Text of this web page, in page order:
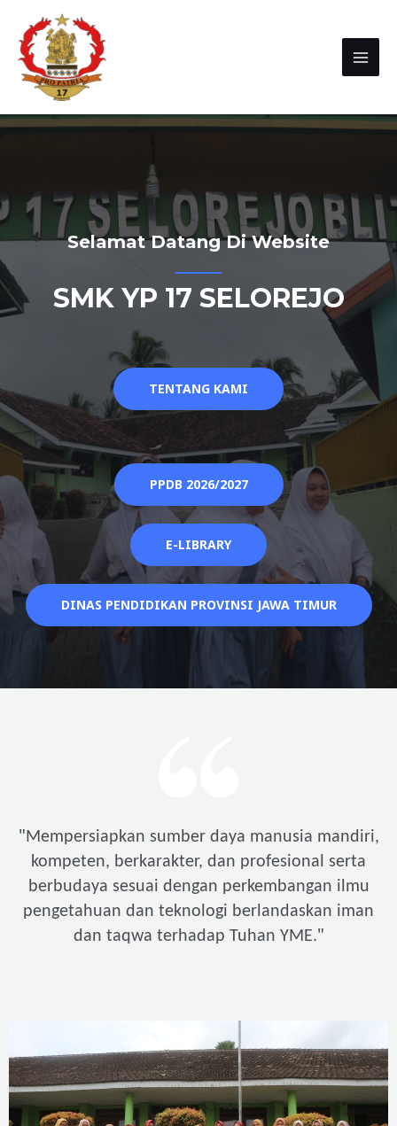
Selamat Datang Di Website
SMK YP 17 SELOREJO
TENTANG KAMI
PPDB 2026/2027
E-LIBRARY
DINAS PENDIDIKAN PROVINSI JAWA TIMUR
"Mempersiapkan sumber daya manusia mandiri,
kompeten, berkarakter, dan profesional serta
berbudaya sesuai dengan perkembangan ilmu
pengetahuan dan teknologi berlandaskan iman
dan taqwa terhadap Tuhan YME."